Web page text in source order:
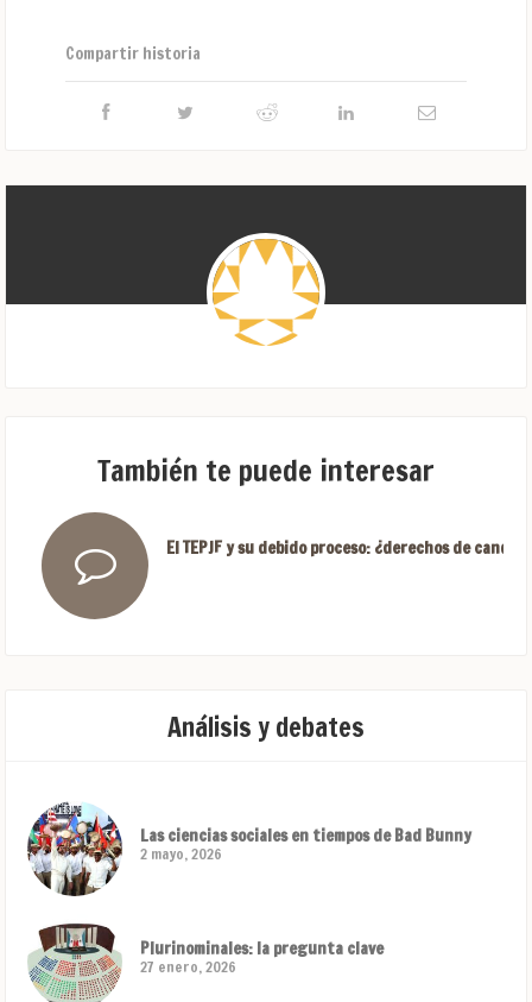
Compartir historia
También te puede interesar
El TEPJF y su debido proceso: ¿derechos de
Análisis y debates
Las ciencias sociales en tiempos de Bad Bunny
2 mayo, 2026
Plurinominales: la pregunta clave
27 enero, 2026